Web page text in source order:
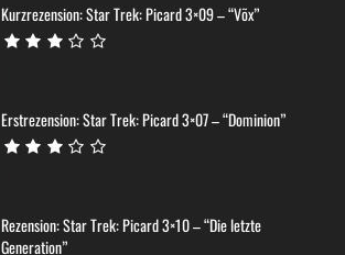
Kurzrezension: Star Trek: Picard 3×09 – “Võx”
Erstrezension: Star Trek: Picard 3×07 – “Dominion”
Rezension: Star Trek: Picard 3×10 – “Die letzte
Generation”